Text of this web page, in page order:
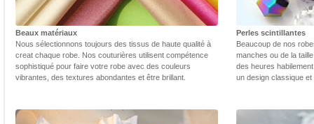
Beaux matériaux
Nous sélectionnons toujours des tissus de haute qualité à
creat chaque robe. Nos couturières utilisent compétence
sophistiqué pour faire votre robe avec des couleurs
vibrantes, des textures abondantes et être brillant.
Perles scintillantes
Beaucoup de nos
manches ou de la
des heures
un design classique